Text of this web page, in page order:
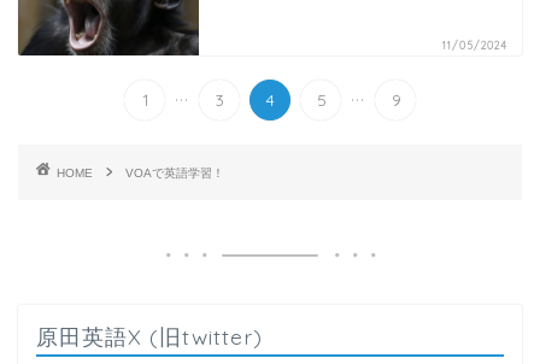
11/05/2024
1 ... 3 4 5 ... 9
HOME VOAで英語学習！
原田英語X (旧twitter)